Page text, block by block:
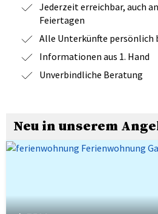
Jederzeit erreichbar, auch
Feiertagen
Alle Unterkünfte persönlich
Informationen aus 1. Hand
Unverbindliche Beratung
Neu in unserem